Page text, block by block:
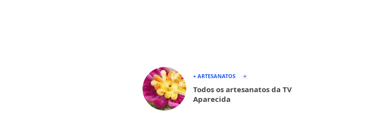
+ ARTESANATOS
Todos os artesanatos da TV
Aparecida